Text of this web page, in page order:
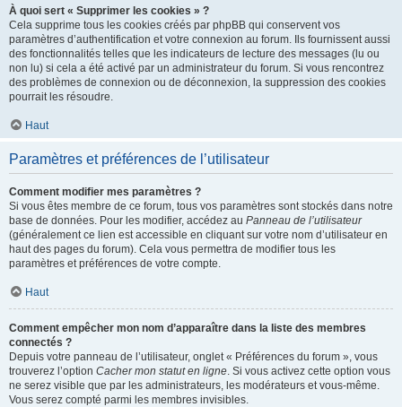
À quoi sert « Supprimer les cookies » ?
Cela supprime tous les cookies créés par phpBB qui conservent vos
paramètres d’authentification et votre connexion au forum. Ils fournissent aussi
des fonctionnalités telles que les indicateurs de lecture des messages (lu ou
non lu) si cela a été activé par un administrateur du forum. Si vous rencontrez
des problèmes de connexion ou de déconnexion, la suppression des cookies
pourrait les résoudre.
Haut
Paramètres et préférences de l’utilisateur
Comment modifier mes paramètres ?
Si vous êtes membre de ce forum, tous vos paramètres sont stockés dans notre
base de données. Pour les modifier, accédez au Panneau de l’utilisateur
(généralement ce lien est accessible en cliquant sur votre nom d’utilisateur en
haut des pages du forum). Cela vous permettra de modifier tous les
paramètres et préférences de votre compte.
Haut
Comment empêcher mon nom d’apparaître dans la liste des membres
connectés ?
Depuis votre panneau de l’utilisateur, onglet « Préférences du forum », vous
trouverez l’option Cacher mon statut en ligne. Si vous activez cette option vous
ne serez visible que par les administrateurs, les modérateurs et vous-même.
Vous serez compté parmi les membres invisibles.